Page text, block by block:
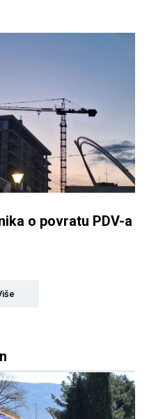
o povratu PDV-a